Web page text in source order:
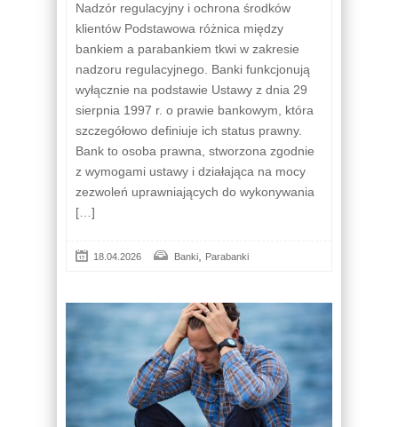
Nadzór regulacyjny i ochrona środków
klientów Podstawowa różnica między
bankiem a parabankiem tkwi w zakresie
nadzoru regulacyjnego. Banki funkcjonują
wyłącznie na podstawie Ustawy z dnia 29
sierpnia 1997 r. o prawie bankowym, która
szczegółowo definiuje ich status prawny.
Bank to osoba prawna, stworzona zgodnie
z wymogami ustawy i działająca na mocy
zezwoleń uprawniających do wykonywania
[…]
18.04.2026 Banki, Parabanki